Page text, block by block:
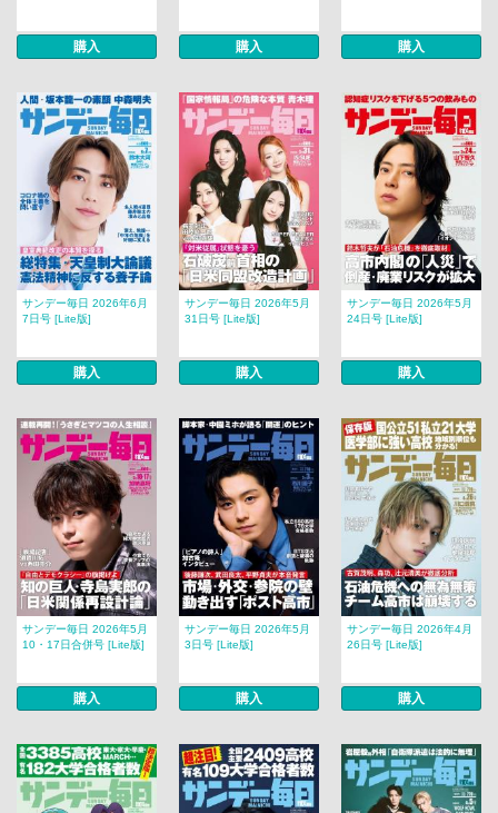
購入 購入 購入
サンデー毎日 2026年6月
7日号 [Lite版]
購入
サンデー毎日 2026年5月
31日号 [Lite版]
購入
サンデー毎日 2026年5月
24日号 [Lite版]
購入
サンデー毎日 2026年5月
10・17日合併号 [Lite版]
購入
サンデー毎日 2026年5月
3日号 [Lite版]
購入
サンデー毎日 2026年4月
26日号 [Lite版]
購入